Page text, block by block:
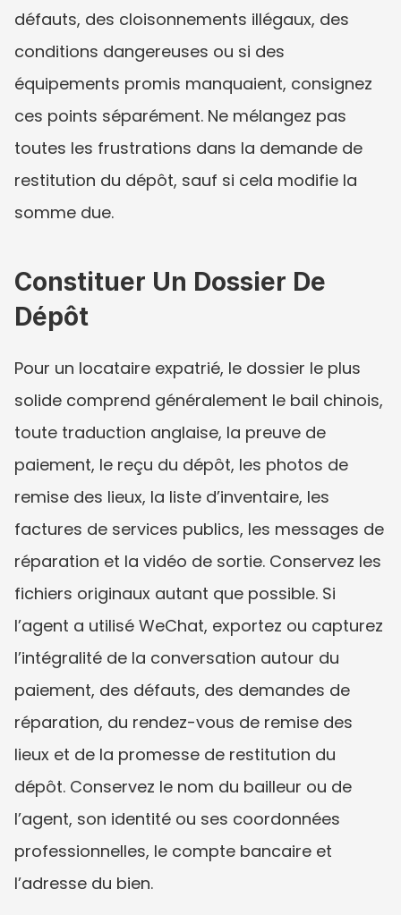
défauts, des cloisonnements illégaux, des
conditions dangereuses ou si des
équipements promis manquaient, consignez
ces points séparément. Ne mélangez pas
toutes les frustrations dans la demande de
restitution du dépôt, sauf si cela modifie la
somme due.
Constituer Un Dossier De
Dépôt
Pour un locataire expatrié, le dossier le plus
solide comprend généralement le bail chinois,
toute traduction anglaise, la preuve de
paiement, le reçu du dépôt, les photos de
remise des lieux, la liste d’inventaire, les
factures de services publics, les messages de
réparation et la vidéo de sortie. Conservez les
fichiers originaux autant que possible. Si
l’agent a utilisé WeChat, exportez ou capturez
l’intégralité de la conversation autour du
paiement, des défauts, des demandes de
réparation, du rendez-vous de remise des
lieux et de la promesse de restitution du
dépôt. Conservez le nom du bailleur ou de
l’agent, son identité ou ses coordonnées
professionnelles, le compte bancaire et
l’adresse du bien.